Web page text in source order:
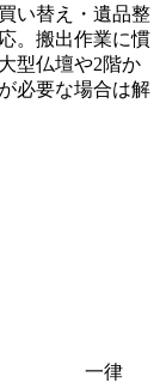
い替え・遺品整
。搬出作業に慣
型仏壇や2階か
必要な場合は解
一律